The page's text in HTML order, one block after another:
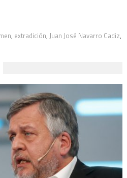
, extradición, Juan José Navarro Cadiz,